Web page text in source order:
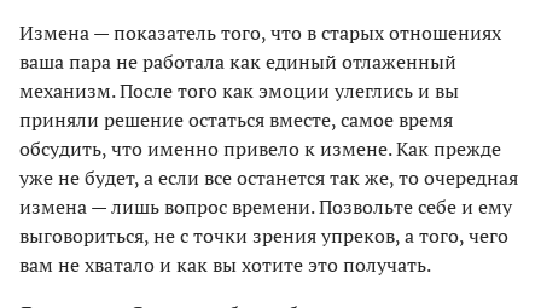
Измена — показатель того, что в старых отношениях
ваша пара не работала как единый отлаженный
механизм. После того как эмоции улеглись и вы
приняли решение остаться вместе, самое время
обсудить, что именно привело к измене. Как прежде
уже не будет, а если все останется так же, то очередная
измена — лишь вопрос времени. Позвольте себе и ему
выговориться, не с точки зрения упреков, а того, чего
вам не хватало и как вы хотите это получать.